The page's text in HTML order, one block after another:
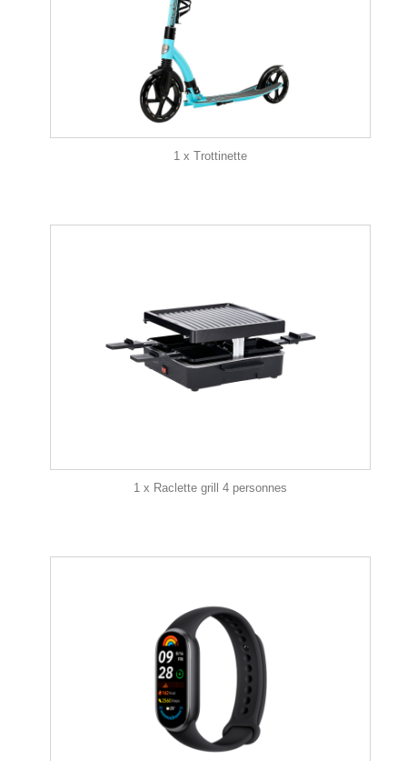
1 x Trottinette
1 x Raclette grill 4 personnes